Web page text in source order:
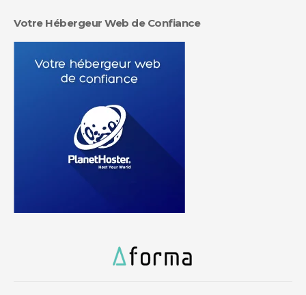
Votre Hébergeur Web de Confiance